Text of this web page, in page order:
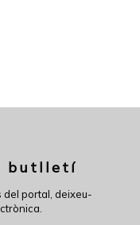
butlletí
del portal, deixeu-